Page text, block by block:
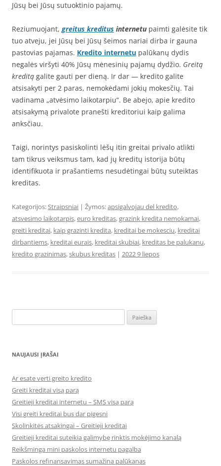
Jūsų bei Jūsų sutuoktinio pajamų.
Reziumuojant,greitus kreditus internetu paimti galėsite tik
tuo atveju, jei Jūsų bei Jūsų šeimos nariai dirba ir gauna
pastovias pajamas. Kredito internetu palūkanų dydis
negalės viršyti 40% Jūsų mėnesinių pajamų dydžio. Greitą
kreditą galite gauti per dieną. Ir dar — kredito galite
atsisakyti per 2 paras, nemokėdami jokių mokesčių. Tai
vadinama „atvėsimo laikotarpiu“. Be abejo, apie kredito
atsisakymą privalote pranešti kreditoriui kaip galima
anksčiau.
Taigi, norintys pasiskolinti lėšų itin greitai privalo atlikti
tam tikrus veiksmus tam, kad jų kreditų istorija būtų
identifikuota ir prašantiems nesudėtingai būtų suteiktas
kreditas.
Kategorijos:Straipsniai | Žymos:apsigalvojau del kredito,
atsvesimo laikotarpis,euro kreditas,grazink kredita nemokamai,
greiti kreditai, kaip grazinti kredita, kreditai be mokesciu, kreditai
dirbantiems, kreditai eurais, kreditai skubiai, kreditas be palukanu,
kredito grazinimas,skubus kreditas | 2022 9 liepos
NAUJAUSI ĮRAŠAI
Ar esate verti greito kredito
Greiti kreditai visą parą
Greitieji kreditai internetu – SMS visą parą
Visi greiti kreditai bus dar pigesni
Skolinkitės atsakingai – Greitieji kreditai
Greitieji kreditai suteikia galimybę rinktis mokėjimo kanalą
Reikšminga mini paskolos internetu pagalba
Paskolos refinansavimas sumažina palūkanas